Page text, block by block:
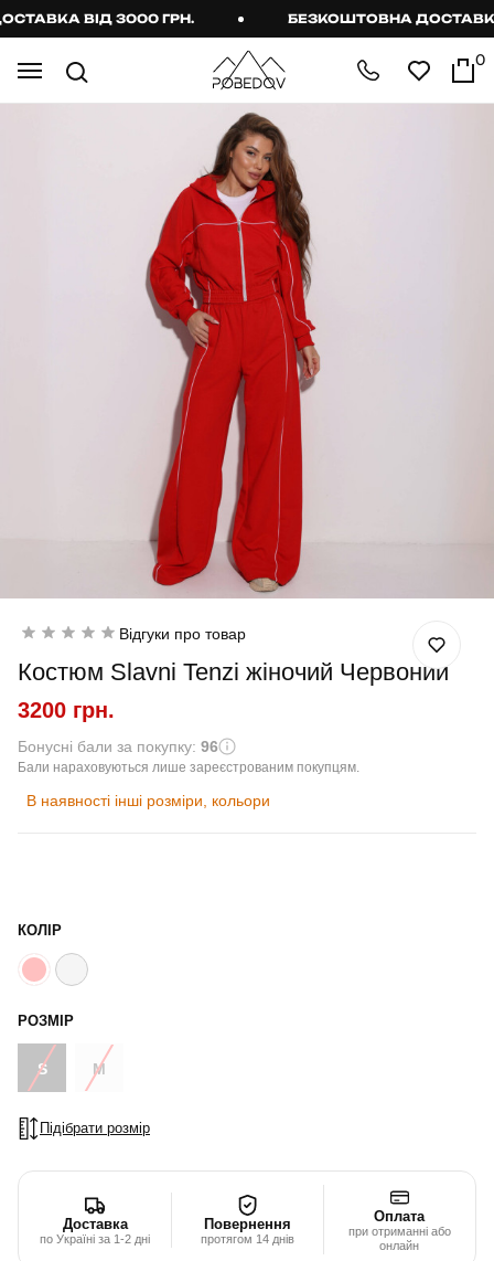
ВІД 3000 ГРН. БЕЗКОШТОВНА ДОСТАВКА
0
Відгуки про товар
Костюм Slavni Tenzi жіночий Червоний
3200 грн.
Бонусні бали за покупку: 96
Бали нараховуються лише зареєстрованим покупцям.
В наявності інші розміри, кольори
КОЛІР
РОЗМІР
S M
Підібрати розмір
Доставка
по Україні за 1-2 дні
Повернення
протягом 14 днів
Оплата
при отриманні або
онлайн